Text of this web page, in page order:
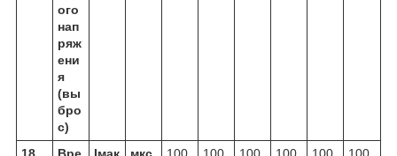
ого
нап
ряж
ени
я
(вы
бро
с)
18
Вре
Iмак
мкс 100 100 100 100 100 100